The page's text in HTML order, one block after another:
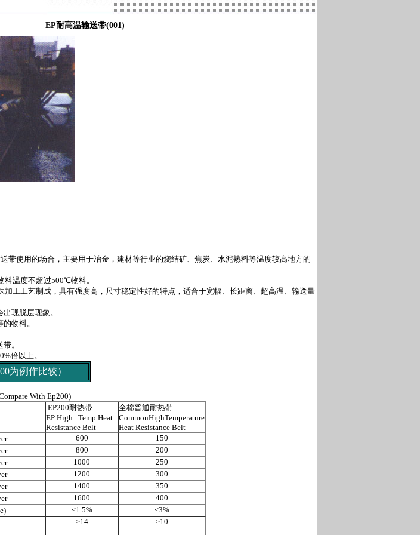
EP耐高温输送带(001)
带使用的场合，主要用于冶金，建材等行业的烧结矿、焦炭、水泥熟料等温度较高地方的
料温度不超过500℃物料。
加工工艺制成，具有强度高，尺寸稳定性好的特点，适合于宽幅、长距离、超高温、输送量
现脱层现象。
物料。
。
倍以上。
为例作比较）
With Ep200)
EP200耐热带
EP High Temp.Heat
Resistance Belt
全棉普通耐热带
CommonHighTemperature
Heat Resistance Belt
600
150
800
200
1000
250
1200
300
1400
350
1600
400
≤1.5%
≤3%
≥14 ≥10